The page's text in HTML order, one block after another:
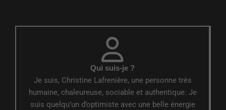
Qui suis-je ?
Je suis, Christine Lafrenière, une personne très
humaine, chaleureuse, sociable et authentique. Je
suis quelqu’un d’optimiste avec une belle énergie